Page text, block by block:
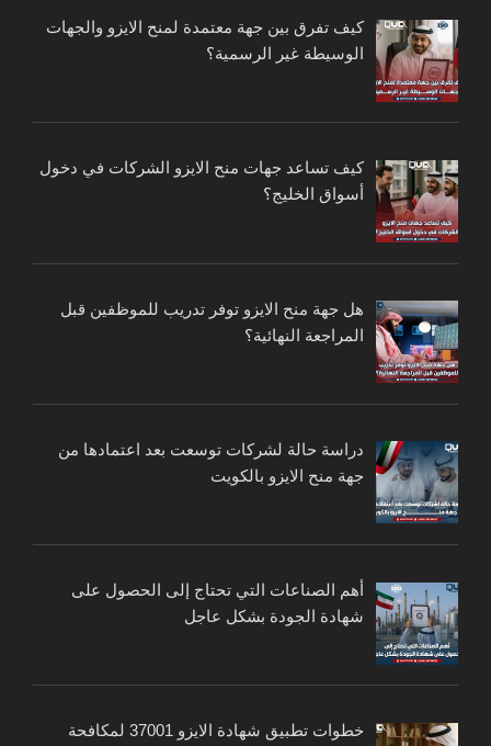
كيف تفرق بين جهة معتمدة لمنح الايزو والجهات
الوسيطة غير الرسمية؟
كيف تساعد جهات منح الايزو الشركات في دخول
أسواق الخليج؟
هل جهة منح الايزو توفر تدريب للموظفين قبل
المراجعة النهائية؟
دراسة حالة لشركات توسعت بعد اعتمادها من
جهة منح الايزو بالكويت
أهم الصناعات التي تحتاج إلى الحصول على
شهادة الجودة بشكل عاجل
خطوات تطبيق شهادة الايزو 37001 لمكافحة